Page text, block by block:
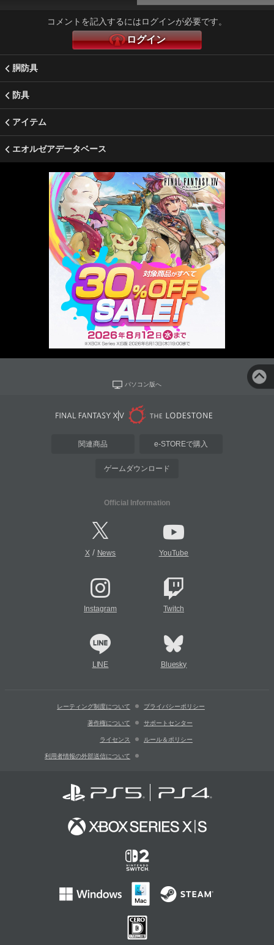
コメントを記入するにはログインが必要です。
ログイン
胴防具
防具
アイテム
エオルゼアデータベース
パソコン版へ
関連商品 e-STOREで購入
ゲームダウンロード
Official Information
X/ News YouTube
Instagram Twitch
LINE Bluesky
レーティング制度について プライバシーポリシー
著作権について サポートセンター
ライセンス ルール＆ポリシー
利用者情報の外部送信について